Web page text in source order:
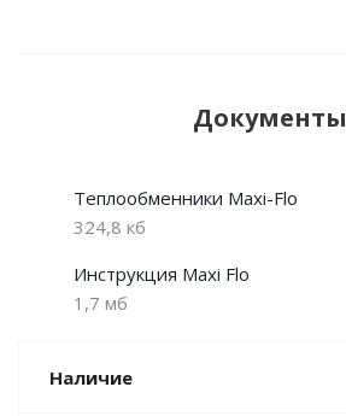
Документы
Теплообменники Maxi-Flo
324,8 кб
Инструкция Maxi Flo
1,7 мб
Наличие